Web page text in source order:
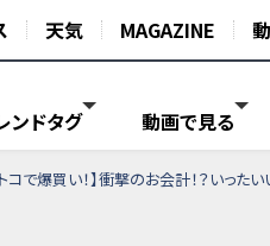
天気 MAGAZINE
ンドタグ 動画で見る
で爆買い！】衝撃のお会計！？いったい